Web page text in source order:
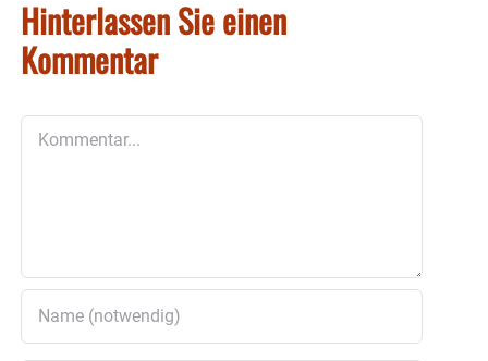
Hinterlassen Sie einen
Kommentar